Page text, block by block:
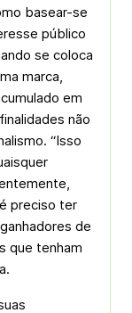
basear-se
público
se coloca
marca,
em
não
“Isso
preciso ter
de
que tenham